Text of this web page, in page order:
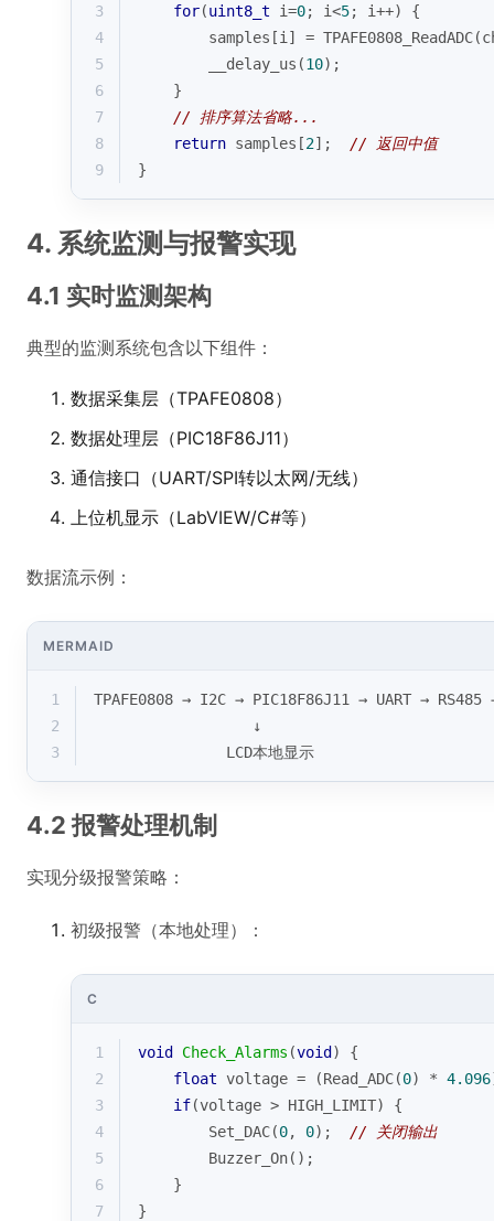
3
for(uint8_t i=0; i<5; i++) {
4
samples[i] =
5
        __delay_us(
10);
6
    }
7
// 排序算法省略...
8
return samples[2]; // 返回中值
9
}
4. 系统监测与报警实现
4.1 实时监测架构
典型的监测系统包含以下组件：
数据采集层（TPAFE0808）
数据处理层（PIC18F86J11）
通信接口（UART/SPI转以太网/无线）
上位机显示（LabVIEW/C#等）
数据流示例：
MERMAID
1
TPAFE0808 → I2C → PIC18F86J11 → UART → RS485
2
                  ↓
3
               LCD本地显示
4.2 报警处理机制
实现分级报警策略：
初级报警（本地处理）：
C
1 void Check_Alarms (void )
{
2
float voltage = (Read_ADC(0) * 4.096
3
if(voltage > HIGH_LIMIT) {
4
        Set_DAC(
0, 0); // 关闭输出
5
        Buzzer_On();
6
    }
7
}